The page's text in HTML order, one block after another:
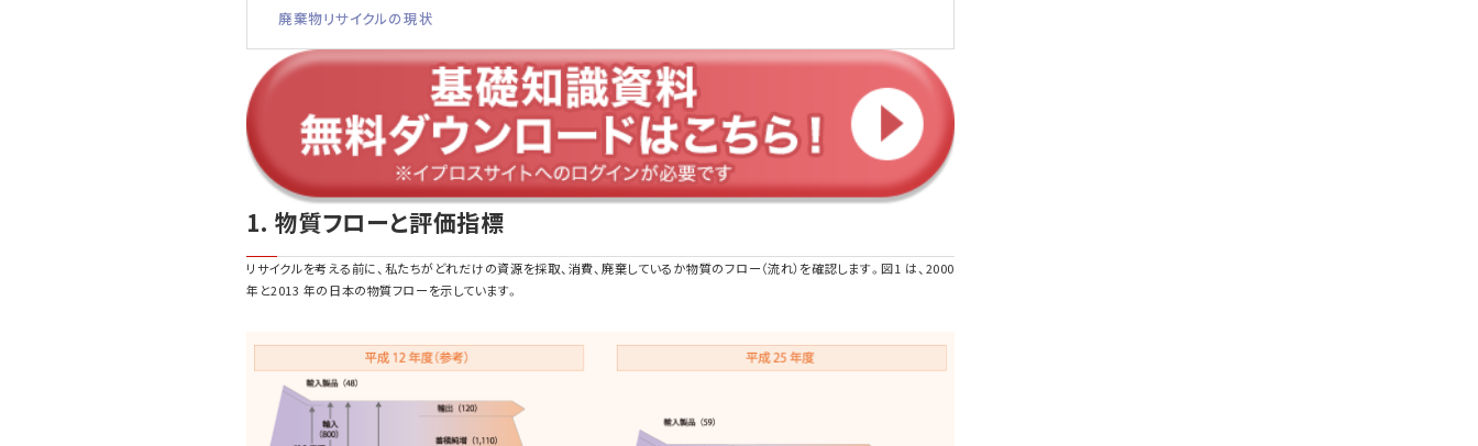
廃棄物リサイクルの現状
1. 物質フローと評価指標
リサイクルを考える前に、私たちがどれだけの資源を採取、消費、廃棄しているか物質のフロー（流れ）を確認します。図1 は、2000
年と2013 年の日本の物質フローを示しています。